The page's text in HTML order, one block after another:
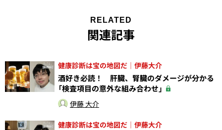
RELATED
関連記事
健康診断は宝の地図だ｜伊藤大介
酒好き必読！ 肝臓、腎臓のダメージが分かる
「検査項目の意外な組み合わせ」
伊藤 大介
健康診断は宝の地図だ｜伊藤大介